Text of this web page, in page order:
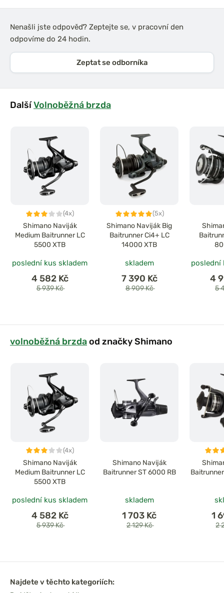
Nenašli jste odpověď? Zeptejte se, v pracovní den
odpovíme do 24 hodin.
Zeptat se odborníka
DalšíVolnoběžná brzda
(4x)
Shimano Naviják
Medium Baitrunner LC
5500 XTB
poslední kus skladem
4 582 Kč
5 939 Kč
(5x)
Shimano Naviják Big
Baitrunner Ci4+ LC
14000 XTB
skladem
7 390 Kč
8 909 Kč
poslední
4
5
volnoběžná brzdaod značky Shimano
(4x)
Shimano Naviják
Medium Baitrunner LC
5500 XTB
poslední kus skladem
4 582 Kč
5 939 Kč
Shimano Naviják
Baitrunner ST 6000 RB
skladem
1 703 Kč
2 129 Kč
1
2
Najdete v těchto kategoriích: